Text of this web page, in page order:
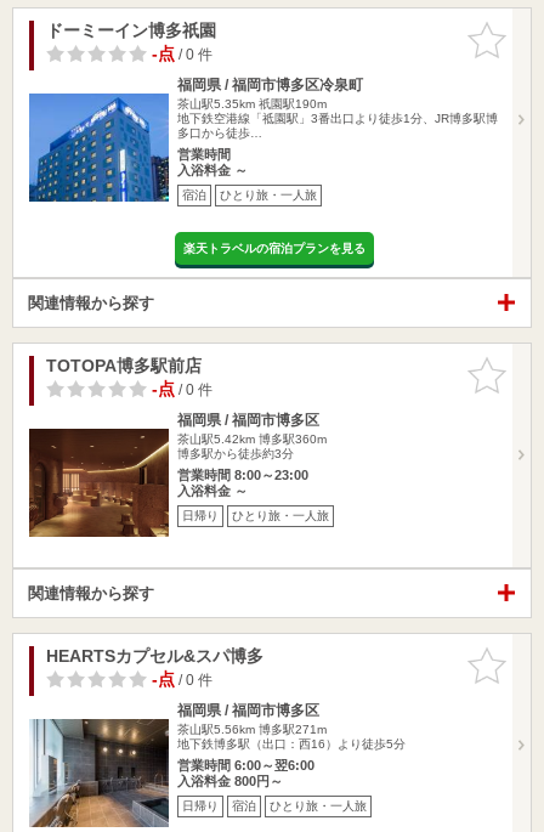
お気に入
りに追加
ドーミーイン博多祇園
-点/ 0 件
福岡県 / 福岡市博多区冷泉町
茶山駅5.35km 祇園駅190m
地下鉄空港線「祗園駅」3番出口より徒歩1分、JR博多駅博
多口から徒歩…
営業時間
入浴料金 ～
宿泊 ひとり旅・一人旅
楽天トラベルの宿泊プランを見る
関連情報から探す
お気に入
りに追加
TOTOPA博多駅前店
-点/ 0 件
福岡県 / 福岡市博多区
茶山駅5.42km 博多駅360m
博多駅から徒歩約3分
営業時間 8:00～23:00
入浴料金 ～
日帰り ひとり旅・一人旅
関連情報から探す
お気に入
りに追加
HEARTSカプセル&スパ博多
-点/ 0 件
福岡県 / 福岡市博多区
茶山駅5.56km 博多駅271m
地下鉄博多駅（出口：西16）より徒歩5分
営業時間 6:00～翌6:00
入浴料金 800円～
日帰り 宿泊 ひとり旅・一人旅